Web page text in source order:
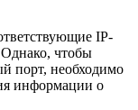
IP-
чтобы
порт, необходимо
информации о